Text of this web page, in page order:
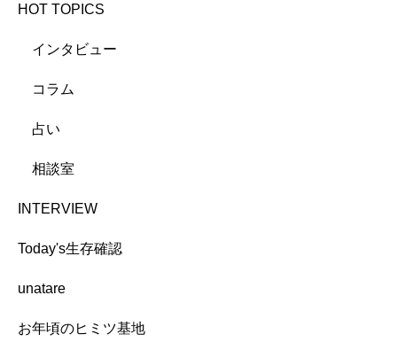
HOT TOPICS
インタビュー
コラム
占い
相談室
INTERVIEW
Today's生存確認
unatare
お年頃のヒミツ基地